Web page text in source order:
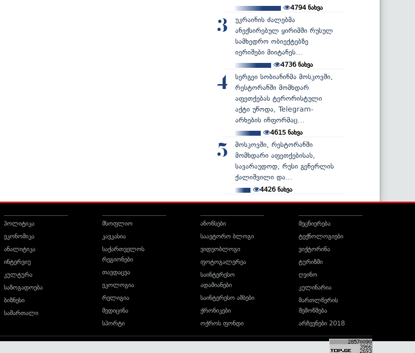
4794ნახვა
3
უკრაინის ძალებმა
ანექსირებულ ყირიმში რუსულ
სამხედრო ობიექტებზე
იერიშები მიიტანეს...
4736ნახვა
4
სერგეი სობიანინმა მოსკოვში,
რესტორანში მომხდარ
აფეთქებას ტერორისტული
აქტი უწოდა, Telegram-
არხების ინფორმაც...
4615ნახვა
5
მოსკოვში, რესტორანში
მომხდარი აფეთქებისას,
სავარაუდოდ, რუსი გენერლის
ქალიშვილი და...
4426ნახვა
პოლიტიკა
ეკონომიკა
ანალიტიკა
ინტერვიუ
კულტურა
საზოგადოება
ბიზნესი
სამართალი
მსოფლიო
კავკასია
საქართველოს
რეგიონები
თავდაცვა
ეკოლოგია
რელიგია
მედიცინა
სპორტი
ანონსები
საავტორო ბლოგი
ვიდეობლოგი
ფოტოგალერეა
საინტერესო
ადამიანები
საინტერესო ამბები
ქრონიკები
ოქროს ფონდი
მეცნიერება
ტექნოლოგიები
ვიქტორინა
ტურიზმი
ღვინო
კულინარია
მართლწერის
შემოწმება
არჩევნები 2018